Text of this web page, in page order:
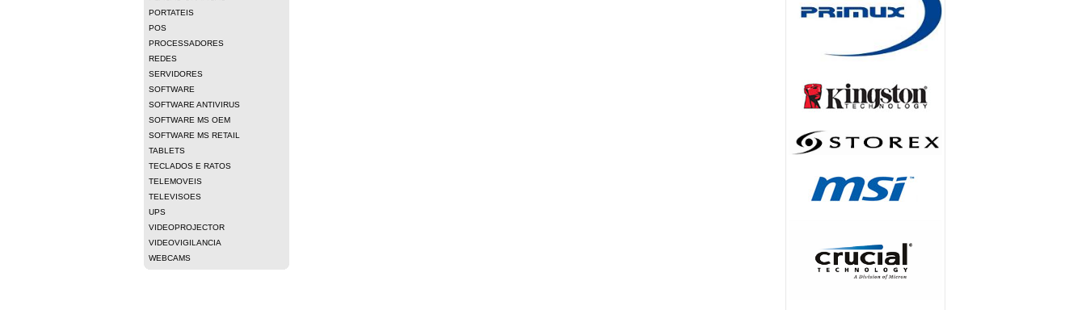
PORTATEIS
POS
PROCESSADORES
REDES
SERVIDORES
SOFTWARE
SOFTWARE ANTIVIRUS
SOFTWARE MS OEM
SOFTWARE MS RETAIL
TABLETS
TECLADOS E RATOS
TELEMOVEIS
TELEVISOES
UPS
VIDEOPROJECTOR
VIDEOVIGILANCIA
WEBCAMS